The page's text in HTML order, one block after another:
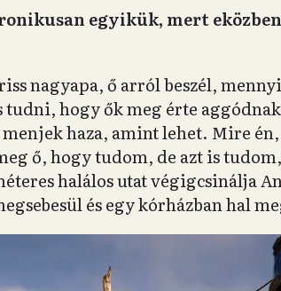
egyikük, mert
nagyapa, ő arról beszél,
tudni, hogy ők meg érte
haza, amint lehet. Mire
ő, hogy tudom, de azt is
halálos utat végigcsinálja
és egy kórházban hal